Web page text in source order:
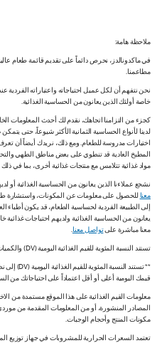
ملاحظة هامة:
في ماكدونالدز، نحرص دائماً على تقديم قائمة طعام
مطاعمنا.
نحن نتفهم أن لكل عميل احتياجاته واعتباراته الفردية
خاصة أولئك الذين يعانون من الحساسية الغذائية.
كجزء من التزامنا اتجاهك، نقدم لك أحدث المعلومات
لدينا لأنواع الحساسية الثمانية الأكثر شيوعاً، حتى
اختيارات مدروسة للطعام. ومع ذلك، نريدك أيضاً أن
المطبخ العادية قد تنطوي على بعض مناطق الطهي
مواد غذائية تتلامس مع منتجات غذائية أخرى، بما في
نشجع عملاءنا الذين يعانون من الحساسية الغذائية أو
معنا للحصول على معلومات عن المكونات، واستشارة
إلى الطبيعة الفردية لحساسية الطعام، قد يكون أطباء
يعانون من الحساسية الغذائية ولديهم احتياجات
معنا مباشرة علىتواصل معنا.
تستند النسبة المئوية للقيم الغذائية اليومية (DV) والكميات الغذائية الموصى بها RDIs إلى القيم غير المقيدة.
قيمك اليومية أعلى أو أقل اعتماداً على احتياجاتك من
معلومات القيم الغذائية على هذا الموقع مستمدة من
المصادر المنشورة، أو من المعلومات المقدمة من
مكونات المنتج وأحجام الوجبات.
تعتمد السعرات الحرارية للمشروبات في جهاز توزيع